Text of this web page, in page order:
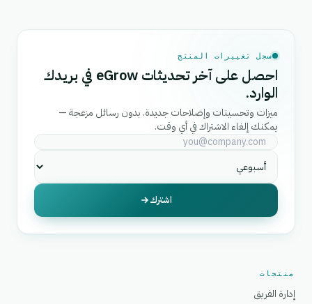
سجل تغييرات المنتج
احصل على آخر تحديثات eGrow في بريدك
الوارد.
ميزات وتحسينات وإصلاحات جديدة. بدون رسائل مزعجة —
يمكنك إلغاء الاشتراك في أي وقت.
اشترك
منتجات
إدارة الفريق